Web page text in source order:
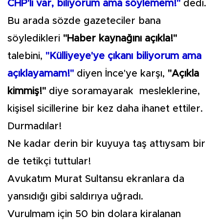
CHP'li var, biliyorum ama söylemem!" dedi.
Bu arada sözde gazeteciler bana
söyledikleri "Haber kaynağını açıkla!"
talebini, "Külliyeye'ye çıkanı biliyorum ama
açıklayamam!" diyen İnce'ye karşı, "Açıkla
kimmiş!" diye soramayarak mesleklerine,
kişisel sicillerine bir kez daha ihanet ettiler.
Durmadılar!
Ne kadar derin bir kuyuya taş attıysam bir
de tetikçi tuttular!
Avukatım Murat Sultansu ekranlara da
yansıdığı gibi saldırıya uğradı.
Vurulmam için 50 bin dolara kiralanan